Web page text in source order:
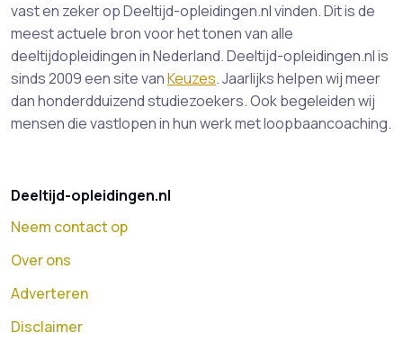
vast en zeker op Deeltijd-opleidingen.nl vinden. Dit is de
meest actuele bron voor het tonen van alle
deeltijdopleidingen in Nederland. Deeltijd-opleidingen.nl is
sinds 2009 een site vanKeuzes. Jaarlijks helpen wij meer
dan honderdduizend studiezoekers. Ook begeleiden wij
mensen die vastlopen in hun werk met loopbaancoaching.
Deeltijd-opleidingen.nl
Neem contact op
Over ons
Adverteren
Disclaimer